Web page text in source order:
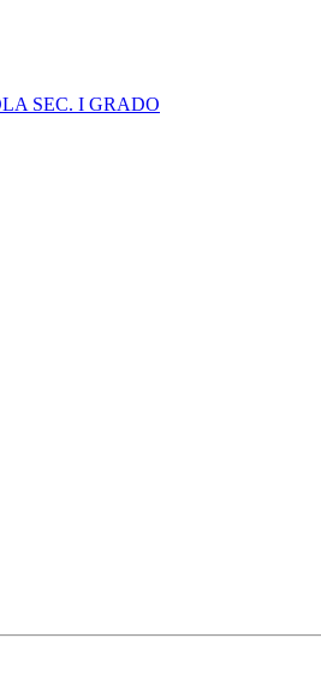
SEC. I GRADO